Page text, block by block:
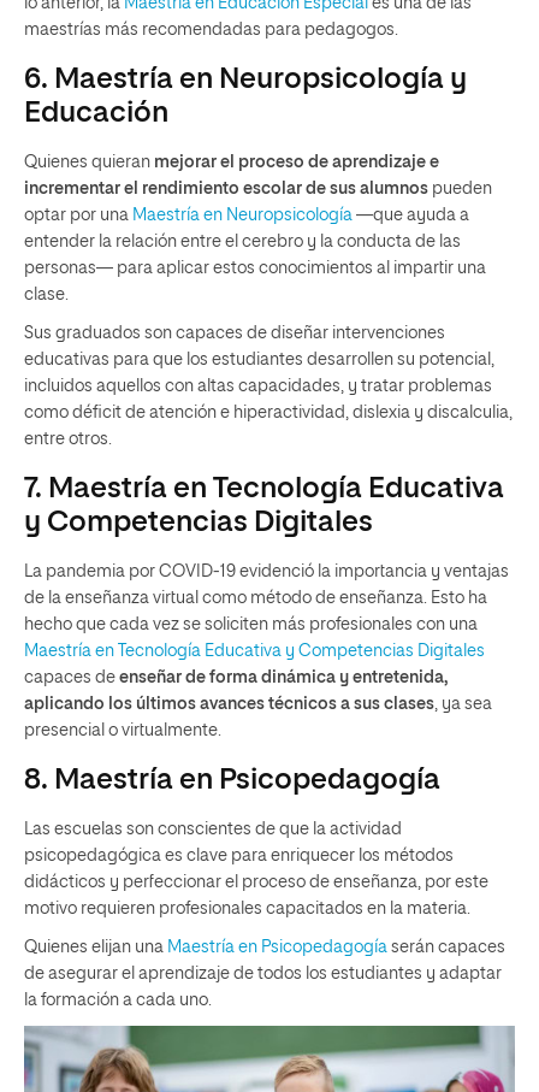
lo anterior, la Maestría en Educación Especial es una de las
maestrías más recomendadas para pedagogos.
6. Maestría en Neuropsicología y
Educación
Quienes quieran mejorar el proceso de aprendizaje e
incrementar el rendimiento escolar de sus alumnos pueden
optar por una Maestría en Neuropsicología —que ayuda a
entender la relación entre el cerebro y la conducta de las
personas— para aplicar estos conocimientos al impartir una
clase.
Sus graduados son capaces de diseñar intervenciones
educativas para que los estudiantes desarrollen su potencial,
incluidos aquellos con altas capacidades, y tratar problemas
como déficit de atención e hiperactividad, dislexia y discalculia,
entre otros.
7. Maestría en Tecnología Educativa
y Competencias Digitales
La pandemia por COVID-19 evidenció la importancia y ventajas
de la enseñanza virtual como método de enseñanza. Esto ha
hecho que cada vez se soliciten más profesionales con una
Maestría en Tecnología Educativa y Competencias Digitales
capaces de enseñar de forma dinámica y entretenida,
aplicando los últimos avances técnicos a sus clases, ya sea
presencial o virtualmente.
8. Maestría en Psicopedagogía
Las escuelas son conscientes de que la actividad
psicopedagógica es clave para enriquecer los métodos
didácticos y perfeccionar el proceso de enseñanza, por este
motivo requieren profesionales capacitados en la materia.
Quienes elijan una Maestría en Psicopedagogía serán capaces
de asegurar el aprendizaje de todos los estudiantes y adaptar
la formación a cada uno.